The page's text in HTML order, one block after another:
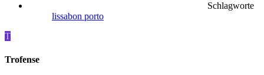
Schlagworte
lissabon porto
T
Trofense